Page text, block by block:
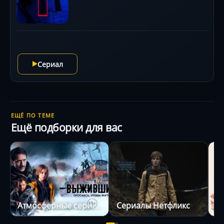
Сериал
ЕЩЁ ПО ТЕМЕ
Ещё подборки для вас
Атмосферные сериалы Сериалы Нетфликс